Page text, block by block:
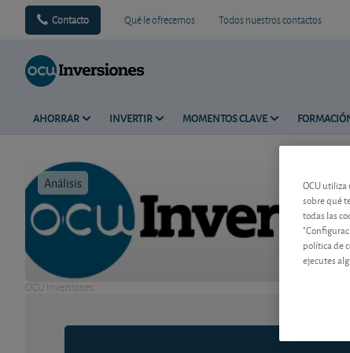
Contacto Qué le ofrecemos Todos nuestros contactos
AHORRAR INVERTIR MOMENTOS CLAVE
Análisis Tiempo
OCU Inversiones
OCU
sobre qué
todas las
política de
ejecutes